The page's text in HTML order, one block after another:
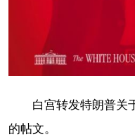
白宫转发特朗普关
的帖文。